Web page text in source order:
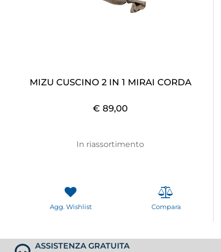
MIZU CUSCINO 2 IN 1 MIRAI CORDA
€ 89,00
In riassortimento
Agg. Wishlist Compara
ASSISTENZA GRATUITA